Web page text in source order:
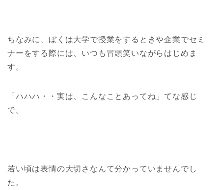
ちなみに、ぼくは大学で授業をするときや企業でセミ
ナーをする際には、いつも冒頭笑いながらはじめま
す。
「ハハハ・・実は、こんなことあってね」てな感じ
で。
若い頃は表情の大切さなんて分かっていませんでし
た。